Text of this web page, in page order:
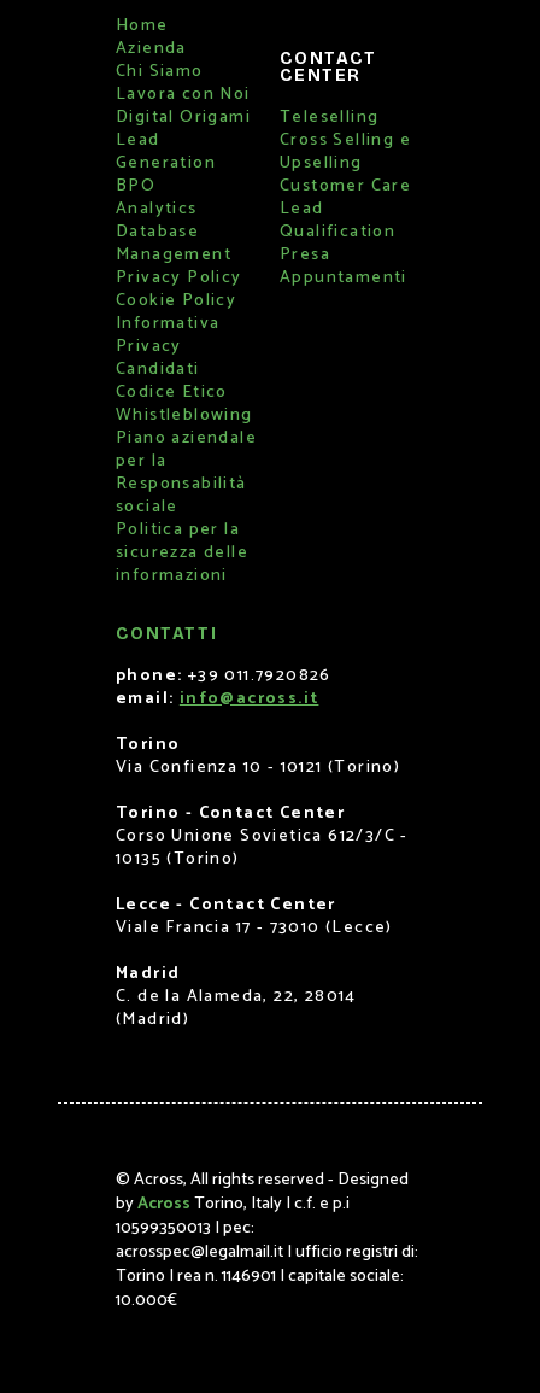
Home
Azienda
Chi Siamo
Lavora con Noi
Digital Origami
Lead
Generation
BPO
Analytics
Database
Management
Privacy Policy
Cookie Policy
Informativa
Privacy
Candidati
Codice Etico
Whistleblowing
Piano aziendale
per la
Responsabilità
sociale
Politica per la
sicurezza delle
informazioni
CONTACT
CENTER
Teleselling
Cross Selling e
Upselling
Customer Care
Lead
Qualification
Presa
Appuntamenti
CONTATTI
phone: +39 011.7920826
email: info@across.it
Torino
Via Confienza 10 - 10121 (Torino)
Torino - Contact Center
Corso Unione Sovietica 612/3/C -
10135 (Torino)
Lecce - Contact Center
Viale Francia 17 - 73010 (Lecce)
Madrid
C. de la Alameda, 22, 28014
(Madrid)
©Across, All rights reserved - Designed
byAcrossTorino, Italy | c.f. e p.i
10599350013 | pec:
acrosspec@legalmail.it | ufficio registri di:
Torino | rea n. 1146901 | capitale sociale:
10.000€